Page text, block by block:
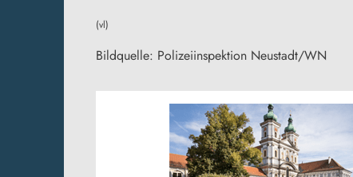
(vl)
Bildquelle: Polizeiinspektion Neustadt/WN